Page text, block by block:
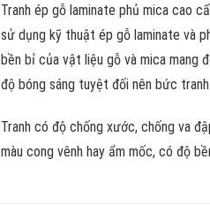
Tranh ép gỗ laminate phủ mica cao
sử dụng kỹ thuật ép gỗ laminate và
bền bỉ của vật liệu gỗ và mica mang
độ bóng sáng tuyệt đối nên bức
Tranh có độ chống xước, chống va
màu cong vênh hay ẩm mốc, có độ